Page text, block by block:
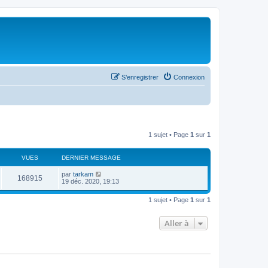
Connexion
S’enregistrer
1 sujet • Page 1 sur 1
VUES DERNIER MESSAGE
168915 par tarkam
19 déc. 2020, 19:13
1 sujet • Page 1 sur 1
Aller à